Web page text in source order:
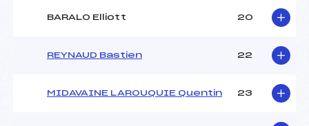
BARALO Elliott 20
REYNAUD Bastien 22
MIDAVAINE LAROUQUIE Quentin 23